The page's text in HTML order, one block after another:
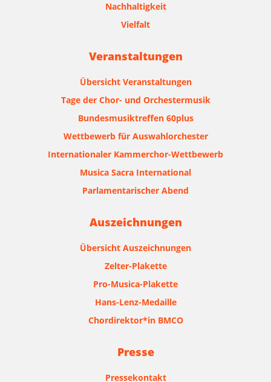
Nachhaltigkeit
Vielfalt
Veranstaltungen
Übersicht Veranstaltungen
Tage der Chor- und Orchestermusik
Bundesmusiktreffen 60plus
Wettbewerb für Auswahlorchester
Internationaler Kammerchor-Wettbewerb
Musica Sacra International
Parlamentarischer Abend
Auszeichnungen
Übersicht Auszeichnungen
Zelter-Plakette
Pro-Musica-Plakette
Hans-Lenz-Medaille
Chordirektor*in BMCO
Presse
Pressekontakt